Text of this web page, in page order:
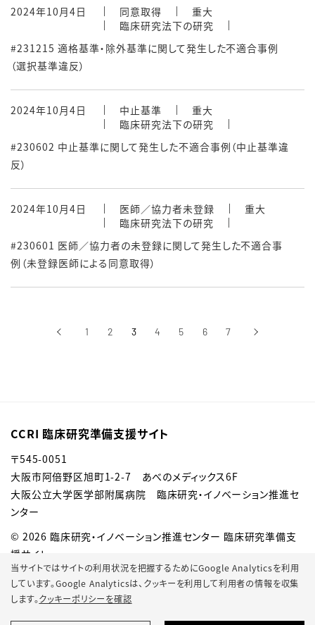
2024年10月4日 同意取得
重大
臨床研究法下の研究
#231215 適格基準・除外基準に関して発生した不適合事例
（選択基準違反）
2024年10月4日 中止基準
重大
臨床研究法下の研究
#230602 中止基準に関して発生した不適合事例（中止基準違
反）
2024年10月4日 医師／協力者未登録
重大
臨床研究法下の研究
#230601 医師／協力者の未登録に関して発生した不適合事
例（未登録医師による同意取得）
‹前へ 1 2 3 4 5 6 7 ›次へ
当サイトではサイトの利用状況を把握するためにGoogle Analyticsを利用
しています。Google Analyticsは、 クッキーを利用して利用者の情報を収集
します。クッキーポリシーを確認
CCRI 臨床研究準備支援サイト
〒545-0051
大阪市阿倍野区旭町1-2-7 あべのメディックス6F
大阪公立大学医学部附属病院 臨床研究・イノベーション推進セ
ンター
© 2026 臨床研究・イノベーション推進センター 臨床研究準備支
援サイト